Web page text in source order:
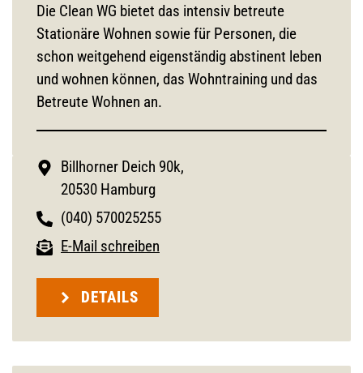
Die Clean WG bietet das intensiv betreute
Stationäre Wohnen sowie für Personen, die
schon weitgehend eigenständig abstinent leben
und wohnen können, das Wohntraining und das
Betreute Wohnen an.
Billhorner Deich 90k,
20530 Hamburg
(040) 570025255
E-Mail schreiben
DETAILS